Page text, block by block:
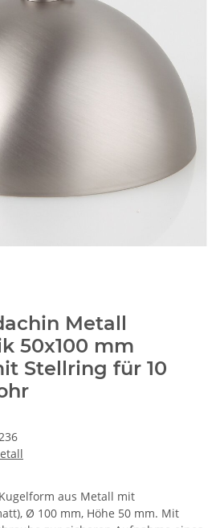
Metall
50x100 mm
Stellring für 10
aus Metall mit
Ø 100 mm, Höhe 50 mm. Mit